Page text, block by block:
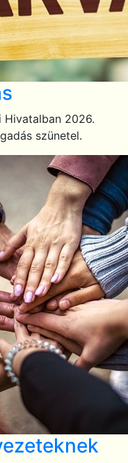
Hivatalban 2026.
szünetel.